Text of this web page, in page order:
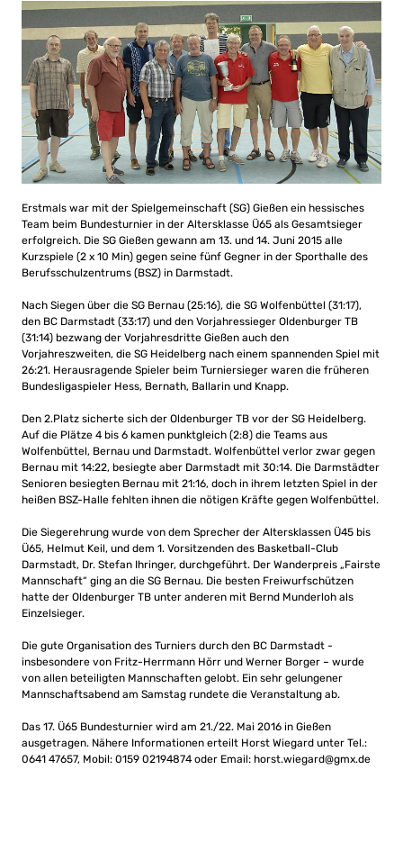
Erstmals war mit der Spielgemeinschaft (SG) Gießen ein hessisches
Team beim Bundesturnier in der Altersklasse Ü65 als Gesamtsieger
erfolgreich. Die SG Gießen gewann am 13. und 14. Juni 2015 alle
Kurzspiele (2 x 10 Min) gegen seine fünf Gegner in der Sporthalle des
Berufsschulzentrums (BSZ) in Darmstadt.
Nach Siegen über die SG Bernau (25:16), die SG Wolfenbüttel (31:17),
den BC Darmstadt (33:17) und den Vorjahressieger Oldenburger TB
(31:14) bezwang der Vorjahresdritte Gießen auch den
Vorjahreszweiten, die SG Heidelberg nach einem spannenden Spiel mit
26:21. Herausragende Spieler beim Turniersieger waren die früheren
Bundesligaspieler Hess, Bernath, Ballarin und Knapp.
Den 2.Platz sicherte sich der Oldenburger TB vor der SG Heidelberg.
Auf die Plätze 4 bis 6 kamen punktgleich (2:8) die Teams aus
Wolfenbüttel, Bernau und Darmstadt. Wolfenbüttel verlor zwar gegen
Bernau mit 14:22, besiegte aber Darmstadt mit 30:14. Die Darmstädter
Senioren besiegten Bernau mit 21:16, doch in ihrem letzten Spiel in der
heißen BSZ-Halle fehlten ihnen die nötigen Kräfte gegen Wolfenbüttel.
Die Siegerehrung wurde von dem Sprecher der Altersklassen Ü45 bis
Ü65, Helmut Keil, und dem 1. Vorsitzenden des Basketball-Club
Darmstadt, Dr. Stefan Ihringer, durchgeführt. Der Wanderpreis „Fairste
Mannschaft“ ging an die SG Bernau. Die besten Freiwurfschützen
hatte der Oldenburger TB unter anderen mit Bernd Munderloh als
Einzelsieger.
Die gute Organisation des Turniers durch den BC Darmstadt -
insbesondere von Fritz-Herrmann Hörr und Werner Borger – wurde
von allen beteiligten Mannschaften gelobt. Ein sehr gelungener
Mannschaftsabend am Samstag rundete die Veranstaltung ab.
Das 17. Ü65 Bundesturnier wird am 21./22. Mai 2016 in Gießen
ausgetragen. Nähere Informationen erteilt Horst Wiegard unter Tel.:
0641 47657, Mobil: 0159 02194874 oder Email: horst.wiegard@gmx.de